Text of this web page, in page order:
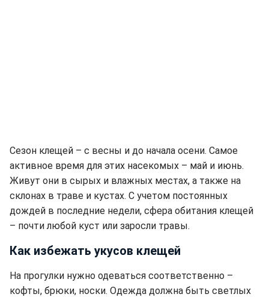
Сезон клещей – с весны и до начала осени. Самое
активное время для этих насекомых – май и июнь.
Живут они в сырых и влажных местах, а также на
склонах в траве и кустах. С учетом постоянных
дождей в последние недели, сфера обитания клещей
– почти любой куст или заросли травы.
Как избежать укусов клещей
На прогулки нужно одеваться соответственно –
кофты, брюки, носки. Одежда должна быть светлых